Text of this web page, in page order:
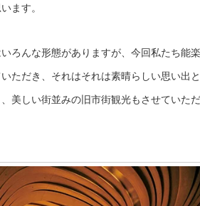
ます。
ろんな形態がありますが、今回私たち能
ただき、それはそれは素晴らしい思い出
美しい街並みの旧市街観光もさせていた